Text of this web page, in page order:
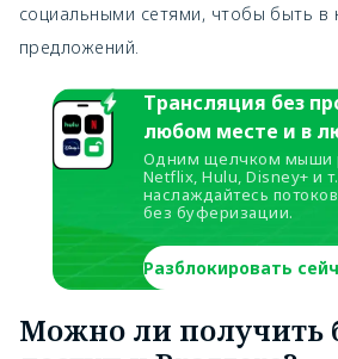
социальными сетями, чтобы быть в
предложений.
Трансляция без
любом месте и в
Одним щелчком мыши
Netflix, Hulu, Disney+ и
наслаждайтесь
без буферизации.
Разблокировать
Можно ли получить